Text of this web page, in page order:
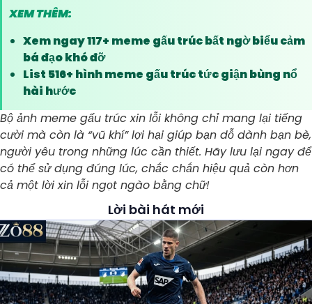
XEM THÊM:
Xem ngay 117+ meme gấu trúc bất ngờ biểu cảm
bá đạo khó đỡ
List 516+ hình meme gấu trúc tức giận bùng nổ
hài hước
Bộ ảnh meme gấu trúc xin lỗi không chỉ mang lại tiếng
cười mà còn là “vũ khí” lợi hại giúp bạn dỗ dành bạn bè,
người yêu trong những lúc cần thiết. Hãy lưu lại ngay để
có thể sử dụng đúng lúc, chắc chắn hiệu quả còn hơn
cả một lời xin lỗi ngọt ngào bằng chữ!
Lời bài hát mới